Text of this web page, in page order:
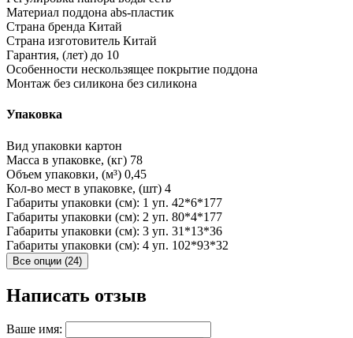
Материал поддона abs-пластик
Страна бренда Китай
Страна изготовитель Китай
Гарантия, (лет) до 10
Особенности нескользящее покрытие поддона
Монтаж без силикона без силикона
Упаковка
Вид упаковки картон
Масса в упаковке, (кг) 78
Объем упаковки, (м³) 0,45
Кол-во мест в упаковке, (шт) 4
Габариты упаковки (см): 1 уп. 42*6*177
Габариты упаковки (см): 2 уп. 80*4*177
Габариты упаковки (см): 3 уп. 31*13*36
Габариты упаковки (см): 4 уп. 102*93*32
Все опции (24)
Написать отзыв
Ваше имя: